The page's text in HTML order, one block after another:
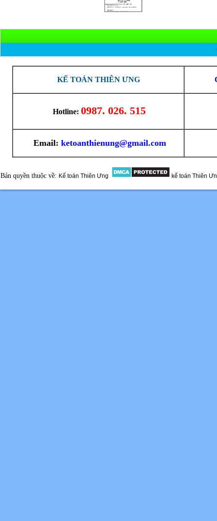
KẾ TOÁN THIÊN ƯNG
Hotline: 0987. 026. 515
Email: ketoanthienung@gmail.com
Bản quyền thuộc về: Kế toán Thiên Ưng kế toán Thiên